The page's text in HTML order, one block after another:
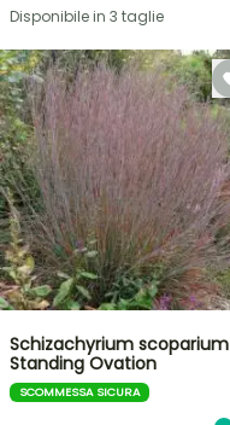
Disponibile in 3 taglie
Schizachyrium scoparium
Standing Ovation
SCOMMESSA SICURA